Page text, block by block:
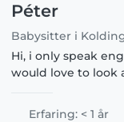
Péter
Babysitter i
Hi, i only speak
would love to look
Erfaring: < 1 år